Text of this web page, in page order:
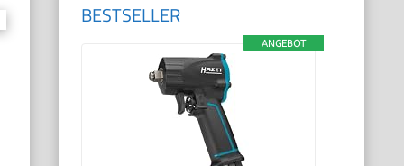
BESTSELLER
ANGEBOT